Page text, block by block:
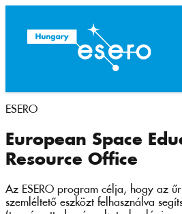
ESERO
European Space
Resource Office
Az ESERO program célja, hogy az
szemléltető eszközt felhasználva